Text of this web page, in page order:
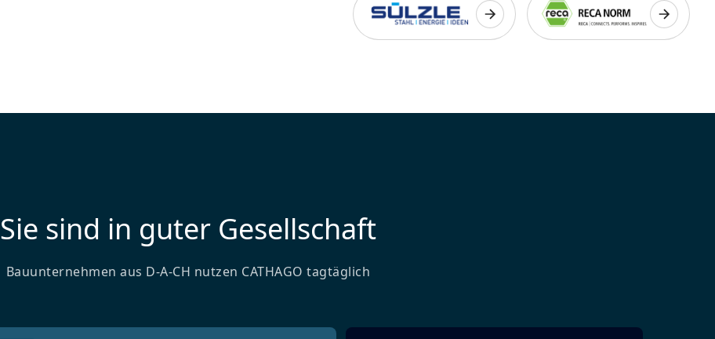
Sie sind in guter Gesellschaft
Bauunternehmen aus D-A-CH nutzen CATHAGO tagtäglich